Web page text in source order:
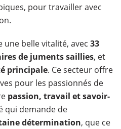
pour travailler avec
belle vitalité, avec 33
de juments saillies, et
principale. Ce secteur offre
pour les passionnés de
passion, travail et savoir-
qui demande de
détermination, que ce